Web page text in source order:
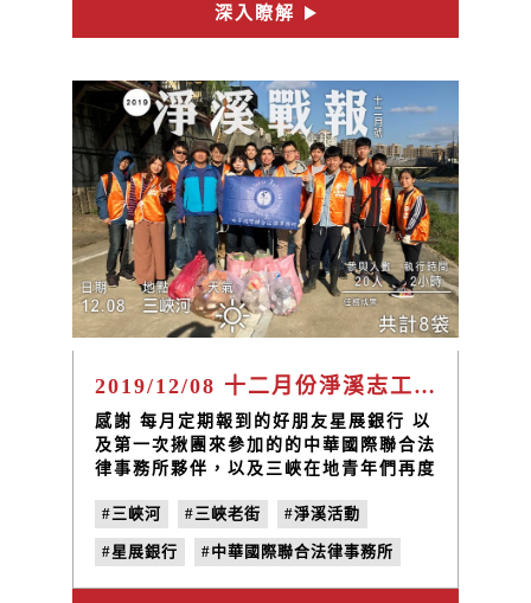
深入瞭解
2019/12/08 十二月份淨溪志工日
感謝 每月定期報到的好朋友星展銀行 以
及第一次揪團來參加的的中華國際聯合法
律事務所夥伴，以及三峽在地青年們再度
溪一邊玩賞三峽和風景，已經變成星展銀
行的每月假日固定休閒形成了～～
#三峽河 #三峽老街 #淨溪活動
#星展銀行 #中華國際聯合法律事務所